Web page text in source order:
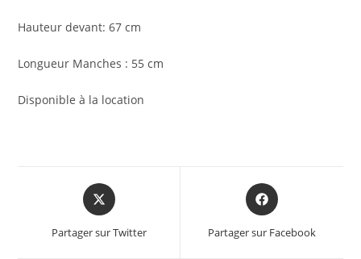
Hauteur devant: 67 cm
Longueur Manches : 55 cm
Disponible à la location
Opens
in
new
Partager sur Twitter
Opens
in
Partager sur Facebook